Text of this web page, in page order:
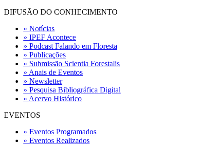
DIFUSÃO DO CONHECIMENTO
» Notícias
» IPEF Acontece
» Podcast Falando em Floresta
» Publicações
» Submissão Scientia Forestalis
» Anais de Eventos
» Newsletter
» Pesquisa Bibliográfica Digital
» Acervo Histórico
EVENTOS
» Eventos Programados
» Eventos Realizados